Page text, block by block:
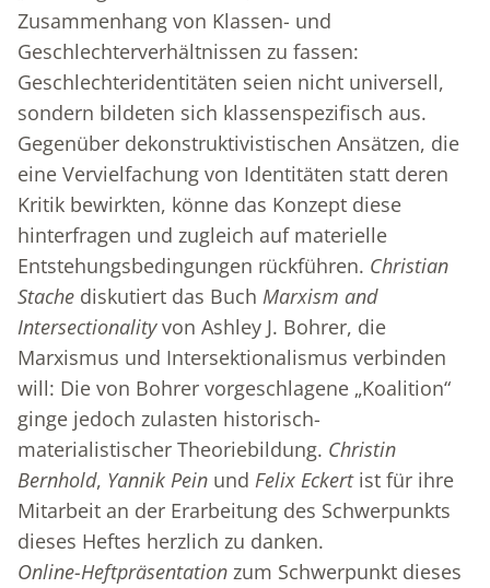
Zusammenhang von Klassen- und
Geschlechterverhältnissen zu fassen:
Geschlechteridentitäten seien nicht universell,
sondern bildeten sich klassenspezifisch aus.
Gegenüber dekonstruktivistischen Ansätzen, die
eine Vervielfachung von Identitäten statt deren
Kritik bewirkten, könne das Konzept diese
hinterfragen und zugleich auf materielle
Entstehungsbedingungen rückführen. Christian
Stache diskutiert das Buch Marxism and
Intersectionalityvon Ashley J. Bohrer, die
Marxismus und Intersektionalismus verbinden
will: Die von Bohrer vorgeschlagene „Koalition“
ginge jedoch zulasten historisch-
materialistischer Theoriebildung. Christin
Bernhold, Yannik Pein und Felix Eckertist für ihre
Mitarbeit an der Erarbeitung des Schwerpunkts
dieses Heftes herzlich zu danken.
Online-Heftpräsentation zum Schwerpunkt dieses